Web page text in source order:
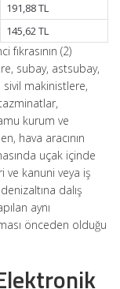
191,88 TL
145,62 TL
fıkrasının (2)
subay, astsubay,
makinistlere,
kurum ve
hava aracının
uçak içinde
ve kanuni veya iş
dalış
aynı
önceden olduğu